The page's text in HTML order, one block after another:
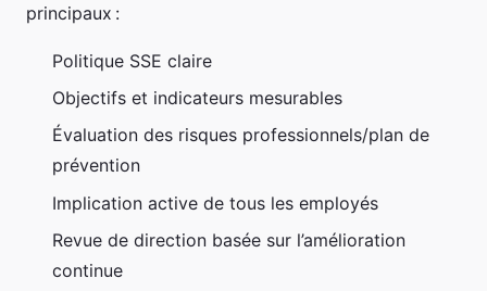
principaux :
Politique SSE claire
Objectifs et indicateurs mesurables
Évaluation des risques professionnels/plan de
prévention
Implication active de tous les employés
Revue de direction basée sur l’amélioration
continue